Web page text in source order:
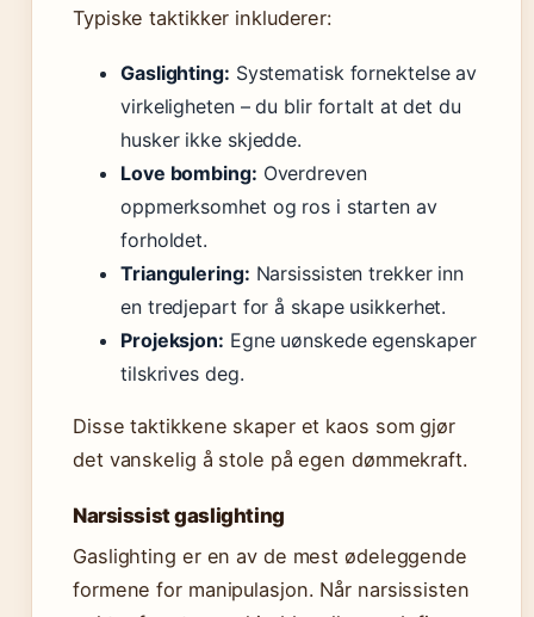
Typiske taktikker inkluderer:
Gaslighting: Systematisk fornektelse av
virkeligheten – du blir fortalt at det du
husker ikke skjedde.
Love bombing: Overdreven
oppmerksomhet og ros i starten av
forholdet.
Triangulering: Narsissisten trekker inn
en tredjepart for å skape usikkerhet.
Projeksjon: Egne uønskede egenskaper
tilskrives deg.
Disse taktikkene skaper et kaos som gjør
det vanskelig å stole på egen dømmekraft.
Narsissist gaslighting
Gaslighting er en av de mest ødeleggende
formene for manipulasjon. Når narsissisten